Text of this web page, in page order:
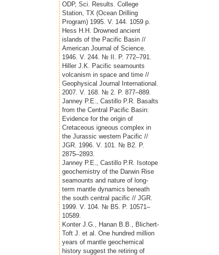
ODP, Sci. Results. College
Station, TX (Ocean Drilling
Program) 1995. V. 144. 1059 p.
Hess H.H. Drowned ancient
islands of the Pacific Basin //
American Journal of Science.
1946. V. 244. № II. P. 772–791.
Hiller J.K. Pacific seamounts
volcanism in space and time //
Geophysical Journal International.
2007. V. 168. № 2. P. 877–889.
Janney P.E., Castillo P.R. Basalts
from the Central Pacific Basin:
Evidence for the origin of
Cretaceous igneous complex in
the Jurassic western Pacific //
JGR. 1996. V. 101. № B2. P.
2875–2893.
Janney P.E., Castillo P.R. Isotope
geochemistry of the Darwin Rise
seamounts and nature of long-
term mantle dynamics beneath
the south central pacific // JGR.
1999. V. 104. № B5. P. 10571–
10589.
Konter J.G., Hanan B.B., Blichert-
Toft J. et al. One hundred million
years of mantle geochemical
history suggest the retiring of